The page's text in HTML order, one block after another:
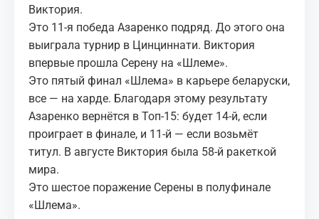
Виктория.
Это 11-я победа Азаренко подряд. До этого она
выиграла турнир в Цинциннати. Виктория
впервые прошла Серену на «Шлеме».
Это пятый финал «Шлема» в карьере беларуски,
все — на харде. Благодаря этому результату
Азаренко вернётся в Топ-15: будет 14-й, если
проиграет в финале, и 11-й — если возьмёт
титул. В августе Виктория была 58-й ракеткой
мира.
Это шестое поражение Серены в полуфинале
«Шлема».